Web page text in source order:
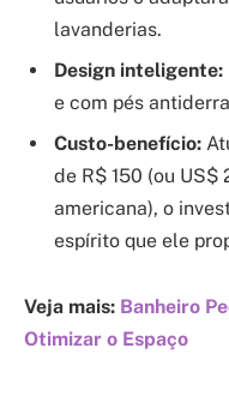
lavanderias.
Design inteligente:
e com pés
Custo-benefício:
de R$ 150 (ou US$
americana), o
espírito que ele
Veja mais: Banheiro
Otimizar o Espaço